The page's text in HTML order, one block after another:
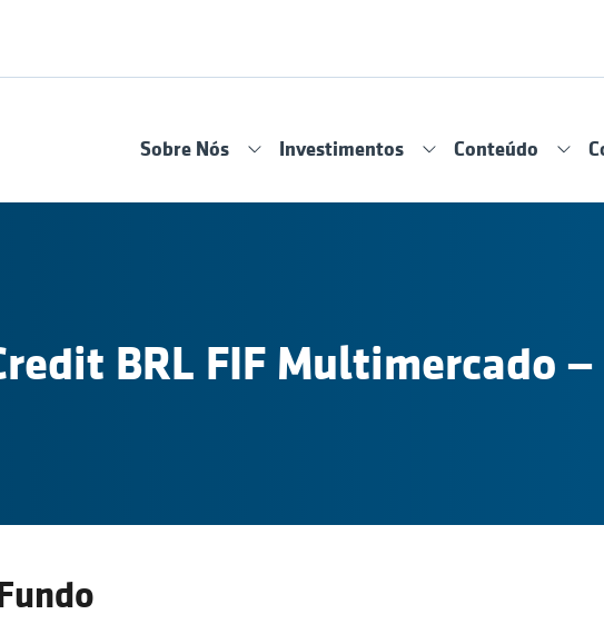
Sobre Nós Investimentos Conteúdo
BRL FIF Multimercado –